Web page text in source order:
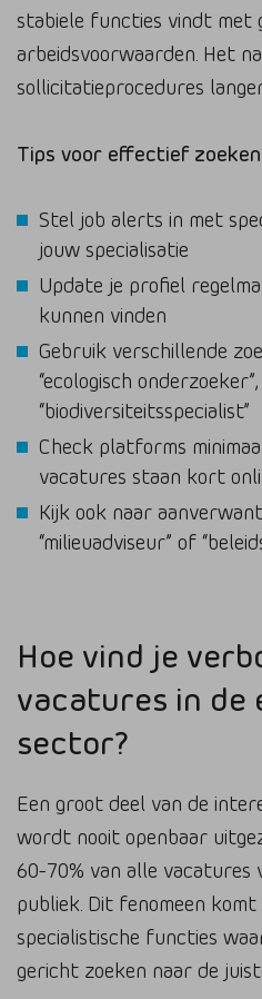
stabiele functies vindt met
arbeidsvoorwaarden. Het
sollicitatieprocedures
Tips voor effectief zoeken
Stel job alerts in met
jouw specialisatie
Update je profiel
kunnen vinden
Gebruik verschillende
“ecologisch
“biodiversiteitsspecialist”
Check platforms
vacatures staan kort
Kijk ook naar
“milieuadviseur” of
Hoe vind je
vacatures in de
sector?
Een groot deel van de
wordt nooit openbaar
60-70% van alle
publiek. Dit fenomeen
specialistische functies
gericht zoeken naar de